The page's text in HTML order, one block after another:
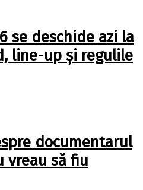
se deschide azi la
line-up și regulile
documentarul
vreau să fiu